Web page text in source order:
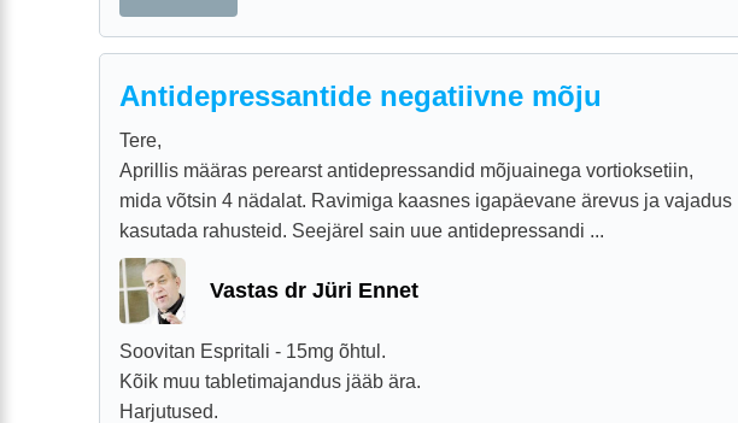
Antidepressantide negatiivne mõju
Tere,
Aprillis määras perearst antidepressandid mõjuainega vortioksetiin,
mida võtsin 4 nädalat. Ravimiga kaasnes igapäevane ärevus ja vajadus
kasutada rahusteid. Seejärel sain uue antidepressandi ...
Vastas dr Jüri Ennet
Soovitan Espritali - 15mg õhtul.
Kõik muu tabletimajandus jääb ära.
Harjutused.